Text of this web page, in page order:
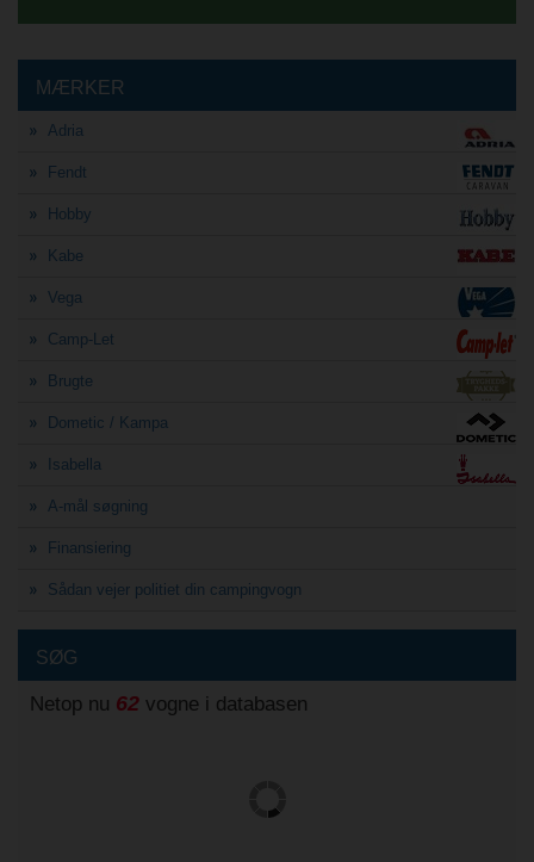
MÆRKER
Adria
Fendt
Hobby
Kabe
Vega
Camp-Let
Brugte
Dometic / Kampa
Isabella
A-mål søgning
Finansiering
Sådan vejer politiet din campingvogn
SØG
Netop nu 62 vogne i databasen